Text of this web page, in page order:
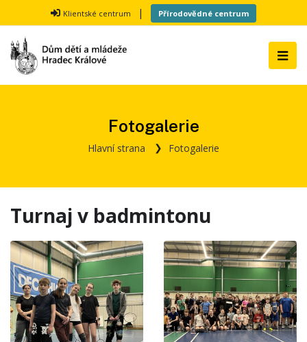
Klientské centrum | Přírodovědné centrum
Fotogalerie
Hlavní strana Fotogalerie
Turnaj v badmintonu